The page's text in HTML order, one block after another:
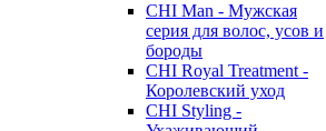
CHI Man - Мужская
серия для волос, усов и
бороды
CHI Royal Treatment -
Королевский уход
CHI Styling -